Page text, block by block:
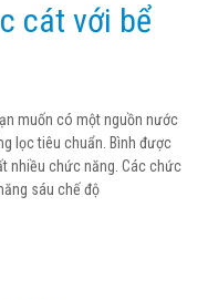
cát với bể
muốn có một nguồn nước
lọc tiêu chuẩn. Bình được
nhiều chức năng. Các chức
sáu chế độ